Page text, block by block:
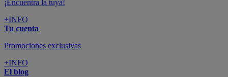
¡Encuentra la tuya!
+INFO
Tu cuenta
Promociones exclusivas
+INFO
El blog